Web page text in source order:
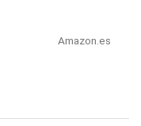
Amazon.es